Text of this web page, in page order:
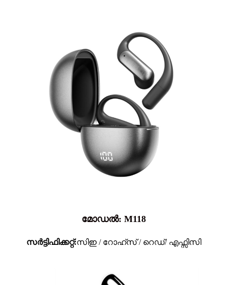
മോഡൽ: M118
സർട്ടിഫിക്കറ്റ്:സിഇ / റോഹ്സ് / റെഡ്/ എഫ്സിസി